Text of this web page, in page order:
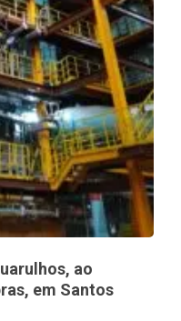
ao
em Santos